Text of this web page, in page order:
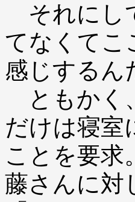
それにし
てなくてこ
感じするん
ともかく
だけは寝室
ことを要求
藤さんに対